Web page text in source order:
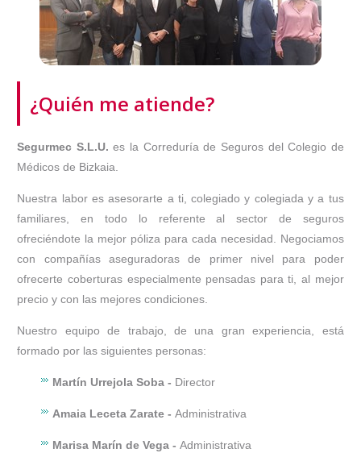
¿Quién me atiende?
Segurmec S.L.U. es la Correduría de Seguros del Colegio de
Médicos de Bizkaia.
Nuestra labor es asesorarte a ti, colegiado y colegiada y a tus
familiares, en todo lo referente al sector de seguros
ofreciéndote la mejor póliza para cada necesidad. Negociamos
con compañías aseguradoras de primer nivel para poder
ofrecerte coberturas especialmente pensadas para ti, al mejor
precio y con las mejores condiciones.
Nuestro equipo de trabajo, de una gran experiencia, está
formado por las siguientes personas:
Martín Urrejola Soba - Director
Amaia Leceta Zarate -Administrativa
Marisa Marín de Vega -Administrativa